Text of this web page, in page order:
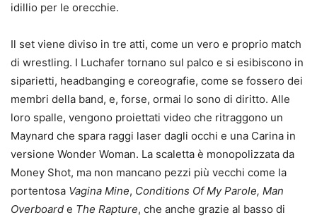
idillio per le orecchie.
Il set viene diviso in tre atti, come un vero e proprio match
di wrestling. I Luchafer tornano sul palco e si esibiscono in
siparietti, headbanging e coreografie, come se fossero dei
membri della band, e, forse, ormai lo sono di diritto. Alle
loro spalle, vengono proiettati video che ritraggono un
Maynard che spara raggi laser dagli occhi e una Carina in
versione Wonder Woman. La scaletta è monopolizzata da
Money Shot, ma non mancano pezzi più vecchi come la
portentosa Vagina Mine, Conditions Of My Parole, Man
Overboard e The Rapture, che anche grazie al basso di